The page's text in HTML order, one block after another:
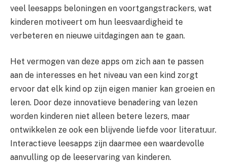
veel leesapps beloningen en voortgangstrackers, wat
kinderen motiveert om hun leesvaardigheid te
verbeteren en nieuwe uitdagingen aan te gaan.
Het vermogen van deze apps om zich aan te passen
aan de interesses en het niveau van een kind zorgt
ervoor dat elk kind op zijn eigen manier kan groeien en
leren. Door deze innovatieve benadering van lezen
worden kinderen niet alleen betere lezers, maar
ontwikkelen ze ook een blijvende liefde voor literatuur.
Interactieve leesapps zijn daarmee een waardevolle
aanvulling op de leeservaring van kinderen.